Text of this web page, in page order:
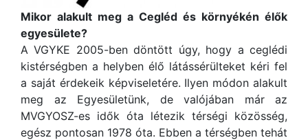
Mikor alakult meg a Cegléd és környékén élők
egyesülete?
A VGYKE 2005-ben döntött úgy, hogy a ceglédi
kistérségben a helyben élő látássérülteket kéri fel
a saját érdekeik képviseletére. Ilyen módon alakult
meg az Egyesületünk, de valójában már az
MVGYOSZ-es idők óta létezik térségi közösség,
egész pontosan 1978 óta. Ebben a térségben tehát